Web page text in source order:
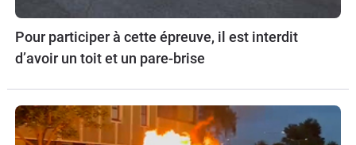
Pour participer à cette épreuve, il est interdit
d’avoir un toit et un pare-brise